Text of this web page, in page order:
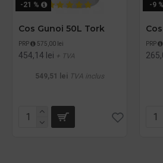
-21 %
Cos Gunoi 50L Tork
PRP 575,00 lei
454,14 lei + TVA
549,51 lei TVA inclus
-9 %
PRP